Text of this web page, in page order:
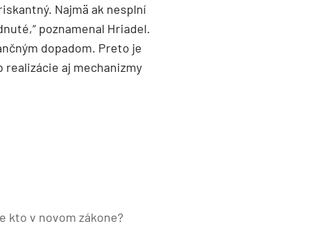
Najmä ak nesplní
poznamenal Hriadel.
dopadom. Preto je
aj mechanizmy
kto v novom zákone?